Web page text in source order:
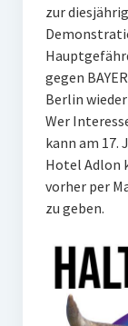
zur
gegen
Berlin
Wer
kann am 17.
Hotel Adlon
vorher per
zu geben.